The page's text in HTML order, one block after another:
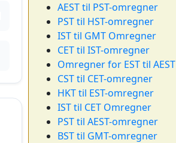
AEST til PST-omregner
PST til HST-omregner
IST til GMT Omregner
CET til IST-omregner
Omregner for EST til AEST
CST til CET-omregner
HKT til EST-omregner
IST til CET Omregner
PST til AEST-omregner
BST til GMT-omregner